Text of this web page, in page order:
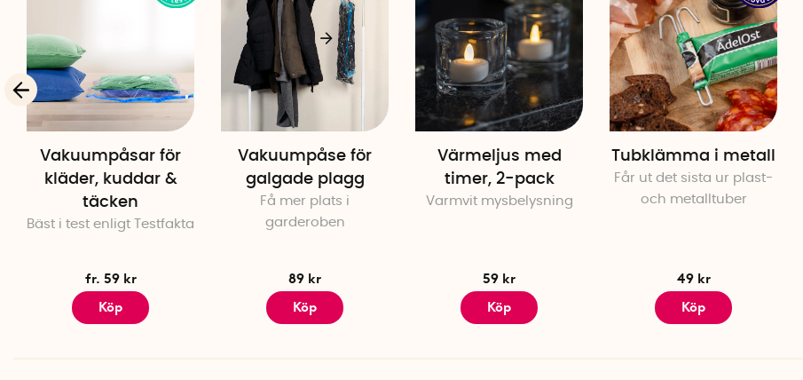
Vakuumpåsar för
kläder, kuddar &
täcken
Bäst i test enligt Testfakta
fr. 59 kr
Köp
Vakuumpåse för
galgade plagg
Få mer plats i
garderoben
89 kr
Köp
Värmeljus med
timer, 2-pack
Varmvit mysbelysning
59 kr
Köp
Tubklämma i metall
Får ut det sista ur plast-
och metalltuber
49 kr
Köp